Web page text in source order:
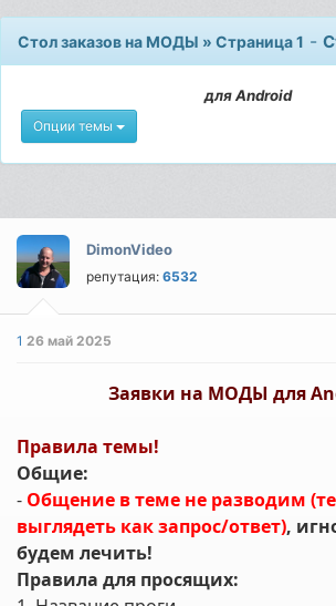
Стол заказов на МОДЫ » Страница 1 -
для Android
Опции темы
DimonVideo
репутация:6532
126 май 2025
Заявки на МОДЫ для
Правила темы!
Общие:
- Общение в теме не разводим
выглядеть как запрос/ответ),
будем лечить!
Правила для просящих: